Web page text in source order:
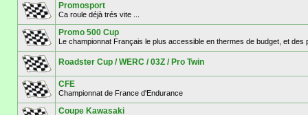
Promosport
Ca roule déjà trés vite ...
Promo 500 Cup
Le championnat Français le plus accessible en thermes de budget, et des
Roadster Cup / WERC / 03Z / Pro Twin
CFE
Championnat de France d'Endurance
Coupe Kawasaki